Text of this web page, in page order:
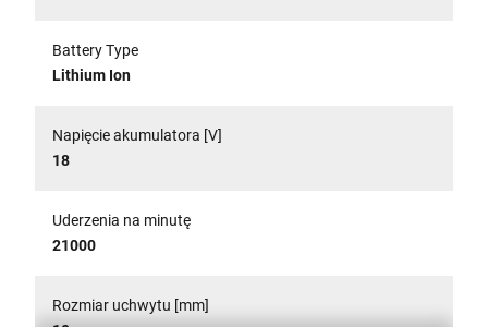
Battery Type
Lithium Ion
Napięcie akumulatora [V]
18
Uderzenia na minutę
21000
Rozmiar uchwytu [mm]